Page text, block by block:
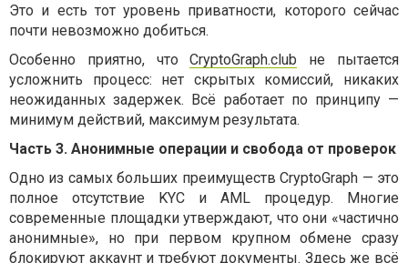
Это и есть тот уровень приватности, которого сейчас
почти невозможно добиться.
Особенно приятно, чтоCryptoGraph.club не пытается
усложнить процесс: нет скрытых комиссий, никаких
неожиданных задержек. Всё работает по принципу —
минимум действий, максимум результата.
Часть 3. Анонимные операции и свобода от проверок
Одно из самых больших преимуществ CryptoGraph — это
полное отсутствие KYC и AML процедур. Многие
современные площадки утверждают, что они «частично
анонимные», но при первом крупном обмене сразу
блокируют аккаунт и требуют документы. Здесь же всё